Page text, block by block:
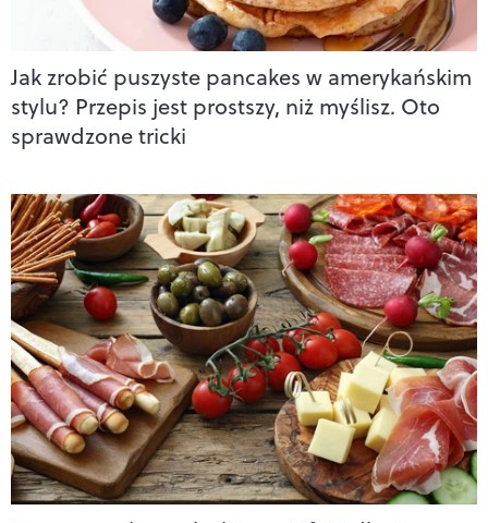
Jak zrobić puszyste pancakes w amerykańskim
stylu? Przepis jest prostszy, niż myślisz. Oto
sprawdzone tricki